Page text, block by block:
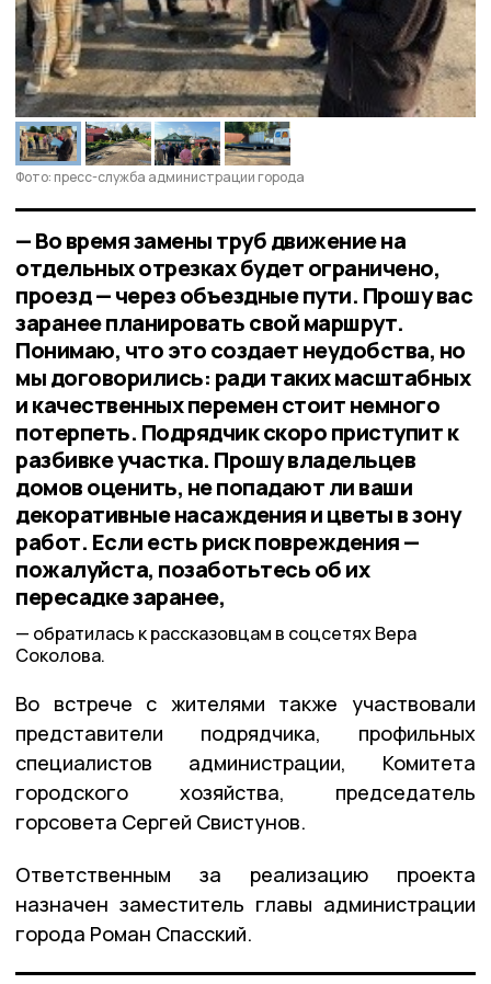
Фото: пресс-служба администрации города
— Во время замены труб движение на
отдельных отрезках будет ограничено,
проезд — через объездные пути. Прошу вас
заранее планировать свой маршрут.
Понимаю, что это создает неудобства, но
мы договорились: ради таких масштабных
и качественных перемен стоит немного
потерпеть. Подрядчик скоро приступит к
разбивке участка. Прошу владельцев
домов оценить, не попадают ли ваши
декоративные насаждения и цветы в зону
работ. Если есть риск повреждения —
пожалуйста, позаботьтесь об их
пересадке заранее,
обратилась к рассказовцам в соцсетях Вера
Соколова.
Во встрече с жителями также участвовали
представители подрядчика, профильных
специалистов администрации, Комитета
городского хозяйства, председатель
горсовета Сергей Свистунов.
Ответственным за реализацию проекта
назначен заместитель главы администрации
города Роман Спасский.